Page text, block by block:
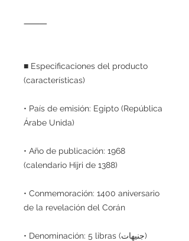
⸻
■ Especificaciones del producto
(características)
• País de emisión: Egipto (República
Árabe Unida)
• Año de publicación: 1968
(calendario Hijri de 1388)
• Conmemoración: 1400 aniversario
de la revelación del Corán
• Denominación: 5 libras (جنيهات)